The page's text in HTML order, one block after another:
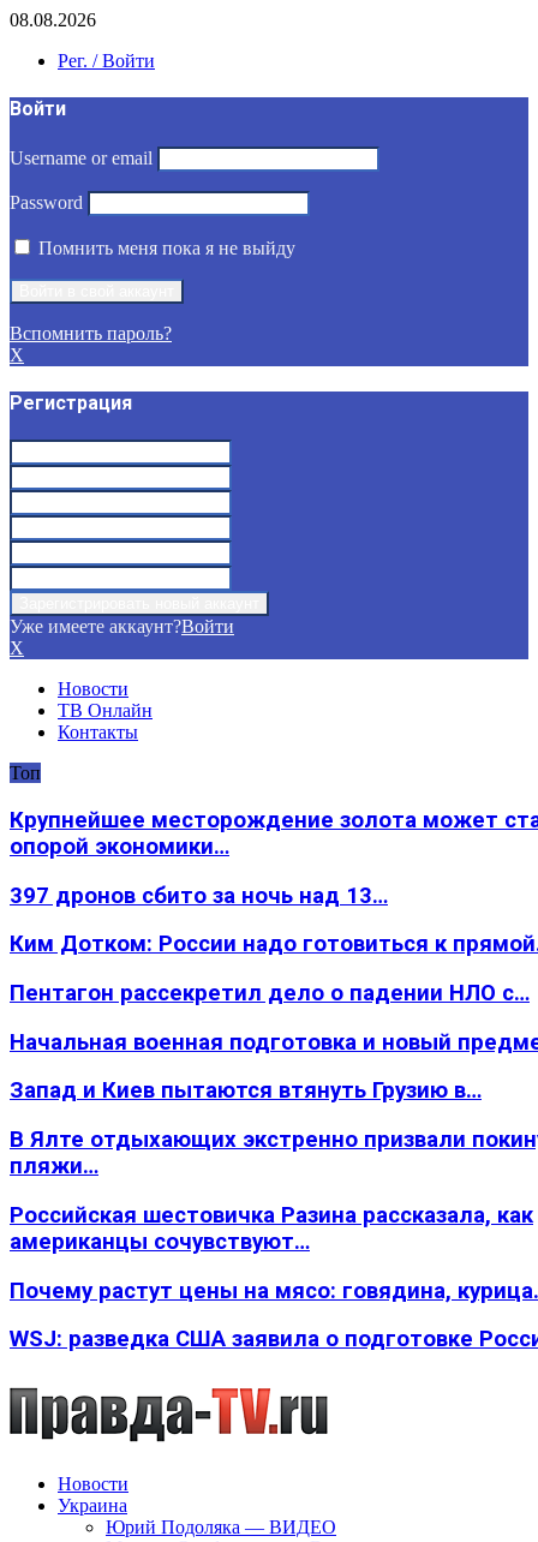
08.08.2026
Рег. / Войти
Войти
Username or email
Password
Помнить меня пока я не выйду
Вспомнить пароль?
X
Регистрация
Уже имеете аккаунт?Войти
X
Новости
ТВ Онлайн
Контакты
Топ
Крупнейшее месторождение золота может
опорой экономики…
397 дронов сбито за ночь над 13…
Ким Дотком: России надо готовиться к
Пентагон рассекретил дело о падении НЛО с…
Начальная военная подготовка и новый
Запад и Киев пытаются втянуть Грузию в…
В Ялте отдыхающих экстренно призвали
пляжи…
Российская шестовичка Разина рассказала, как
американцы сочувствуют…
Почему растут цены на мясо: говядина,
WSJ: разведка США заявила о подготовке
Новости
Украина
Юрий Подоляка — ВИДЕО